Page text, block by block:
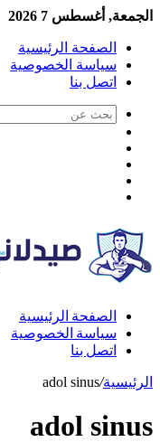
الجمعة, أغسطس 7 2026
الصفحة الرئيسية
سياسة الخصوصية
اتصل بنا
الصفحة الرئيسية
سياسة الخصوصية
اتصل بنا
الرئيسية/
adol sinus
adol sinus